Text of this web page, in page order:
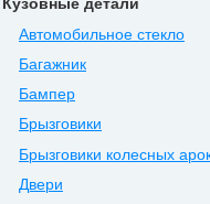
Автомобильное стекло
Багажник
Бампер
Брызговики
Брызговики колесных
Двери